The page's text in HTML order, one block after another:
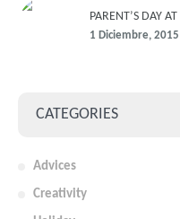
PARENT’S DAY
1 Diciembre, 2015
CATEGORIES
Advices
Creativity